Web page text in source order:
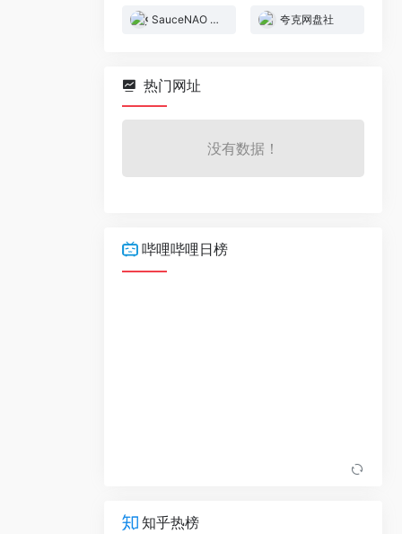
SauceNAO 反向图像搜索 夸克网盘社
热门网址
没有数据！
哔哩哔哩日榜
知乎热榜